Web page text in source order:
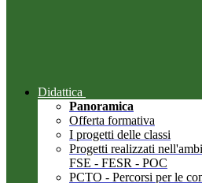
Didattica
Panoramica
Offerta formativa
I progetti delle classi
Progetti realizzati
FSE - FESR - POC
PCTO - Percorsi per le